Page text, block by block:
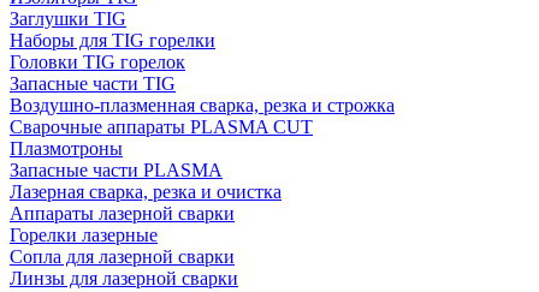
Заглушки TIG
Наборы для TIG горелки
Головки TIG горелок
Запасные части TIG
Воздушно-плазменная сварка, резка и строжка
Сварочные аппараты PLASMA CUT
Плазмотроны
Запасные части PLASMA
Лазерная сварка, резка и очистка
Аппараты лазерной сварки
Горелки лазерные
Сопла для лазерной сварки
Линзы для лазерной сварки